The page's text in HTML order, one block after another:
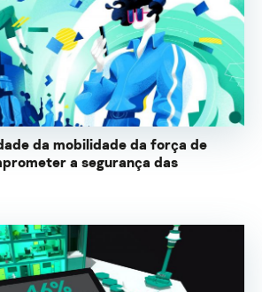
da mobilidade da força de
a segurança das